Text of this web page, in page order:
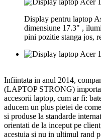
Display pentru laptop
dimensiune 17.3" ,
pini pozitie stanga jos,
Infiintata in anul 2014,
(LAPTOP STRONG) importa
accesorii laptop, cum ar fi:
aducem un plus pietei de
si produse la standarde
orientati de la inceput pe
acestuia si nu in ultimul rand